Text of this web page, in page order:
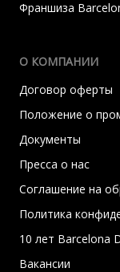
Франшиза
О КОМПАНИИ
Договор оферты
Положение о
Документы
Пресса о нас
Соглашение на
Политика
10 лет Barcelona
Вакансии